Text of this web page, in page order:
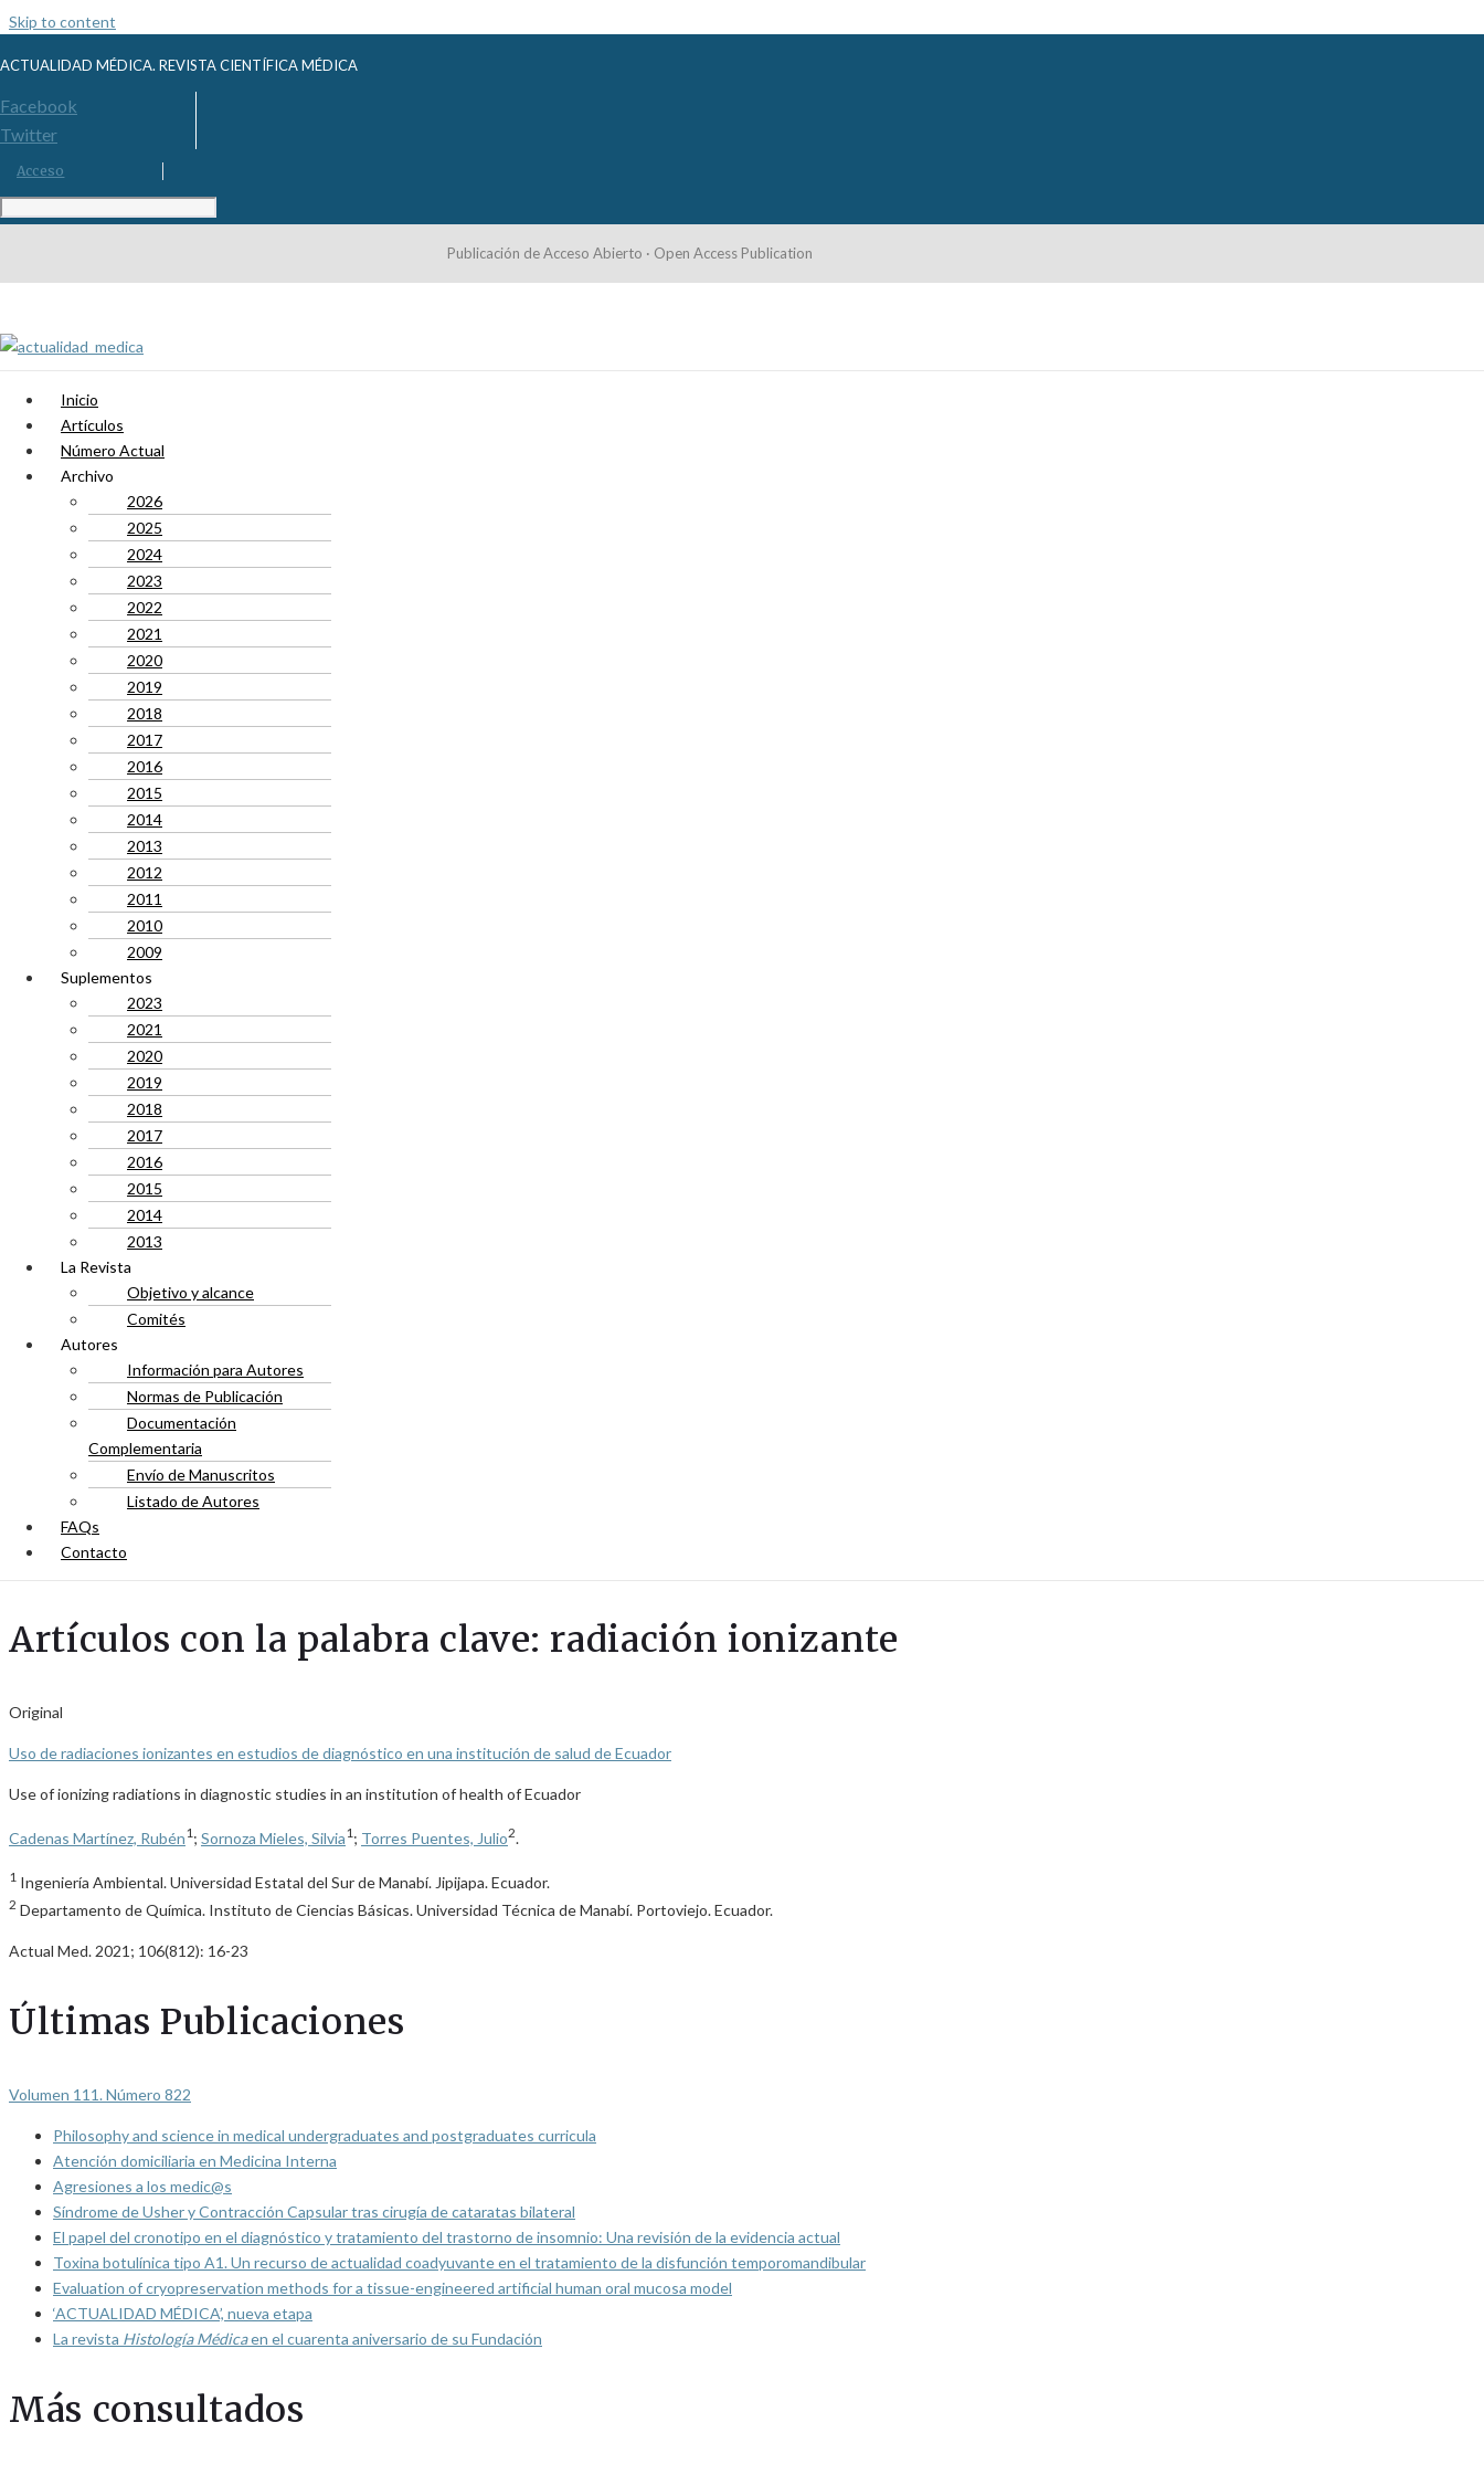
Skip to content
ACTUALIDAD MÉDICA. REVISTA CIENTÍFICA MÉDICA
Facebook
Twitter
Acceso
Publicación de Acceso Abierto · Open Access Publication
Inicio
Artículos
Número Actual
Archivo
2026
2025
2024
2023
2022
2021
2020
2019
2018
2017
2016
2015
2014
2013
2012
2011
2010
2009
Suplementos
2023
2021
2020
2019
2018
2017
2016
2015
2014
2013
La Revista
Objetivo y alcance
Comités
Autores
Información para Autores
Normas de Publicación
Documentación
Complementaria
Envío de Manuscritos
Listado de Autores
FAQs
Contacto
Artículos con la palabra clave: radiación ionizante
Original
Uso de radiaciones ionizantes en estudios de diagnóstico en una institución de salud de Ecuador
Use of ionizing radiations in diagnostic studies in an institution of health of Ecuador
Cadenas Martínez, Rubén1 ; Sornoza Mieles, Silvia1 ; Torres Puentes, Julio2.
1 Ingeniería Ambiental. Universidad Estatal del Sur de Manabí. Jipijapa. Ecuador.
2 Departamento de Química. Instituto de Ciencias Básicas. Universidad Técnica de Manabí. Portoviejo. Ecuador.
Actual Med. 2021; 106(812): 16-23
Últimas Publicaciones
Volumen 111. Número 822
Philosophy and science in medical undergraduates and postgraduates curricula
Atención domiciliaria en Medicina Interna
Agresiones a los medic@s
Síndrome de Usher y Contracción Capsular tras cirugía de cataratas bilateral
El papel del cronotipo en el diagnóstico y tratamiento del trastorno de insomnio: Una revisión de la evidencia actual
Toxina botulínica tipo A1. Un recurso de actualidad coadyuvante en el tratamiento de la disfunción temporomandibular
Evaluation of cryopreservation methods for a tissue-engineered artificial human oral mucosa model
‘ACTUALIDAD MÉDICA’, nueva etapa
La revista Histología Médicaen el cuarenta aniversario de su Fundación
Más consultados